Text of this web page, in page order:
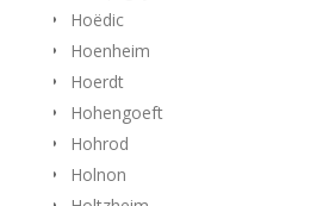
Hoëdic
Hoenheim
Hoerdt
Hohengoeft
Hohrod
Holnon